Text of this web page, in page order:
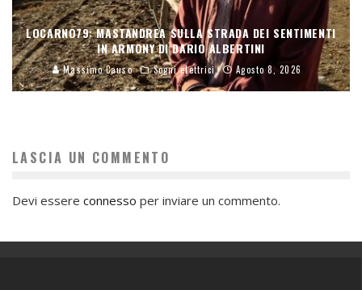
LOCARNO79: MASTANDREA SULLA STRADA DEI SENTIMENTI
IN ARMONY DI DARIO ALBERTINI
Massimo Causo Sogni elettrici Agosto 8, 2026
LASCIA UN COMMENTO
Devi essere connesso per inviare un commento.